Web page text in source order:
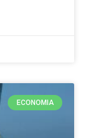
ECONOMIA